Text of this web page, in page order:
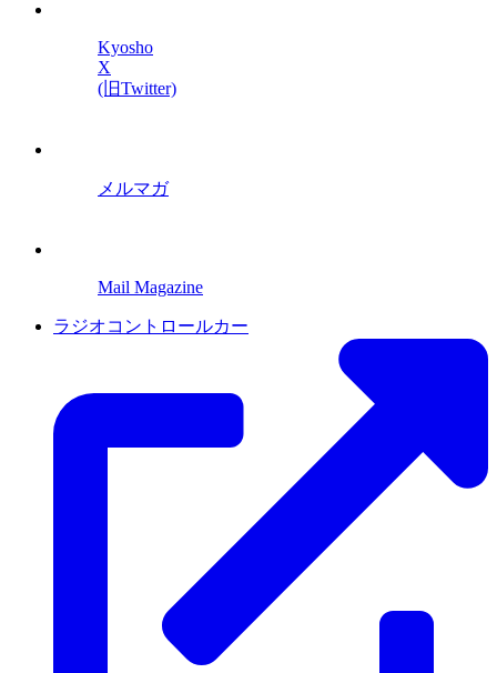
Kyosho
X
(旧Twitter)
メルマガ
Mail Magazine
ラジオコントロールカー